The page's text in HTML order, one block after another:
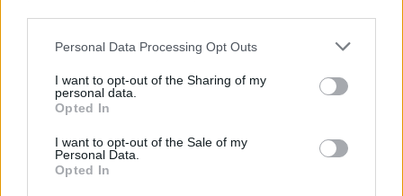
This information may also be disclosed by us to third parties
disclose it to other third parties.
Please note that this website/app uses one or more Google
services and may gather and store information including but
not limited to your visit or usage behaviour. You may click to
grant or deny consent to Google and its third-party tags to
Personal Data Processing Opt Outs
I want to opt-out of the Sharing of my
personal data.
Opted In
I want to opt-out of the Sale of my
Personal Data.
Opted In